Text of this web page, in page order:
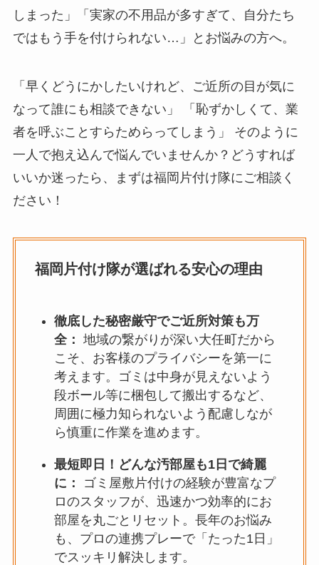
しまった」「実家の不用品が多すぎて、自分たち
ではもう手を付けられない…」とお悩みの方へ。
「早くどうにかしたいけれど、ご近所の目が気に
なって誰にも相談できない」 「恥ずかしくて、業
者を呼ぶことすらためらってしまう」 そのように
一人で抱え込んで悩んでいませんか？どうすれば
いいか迷ったら、まずは福岡片付け隊にご相談く
ださい！
福岡片付け隊が選ばれる安心の理由
徹底した秘密厳守でご近所対策も万
全： 地域の繋がりが深い大任町だから
こそ、お客様のプライバシーを第一に
考えます。ゴミは中身が見えないよう
段ボール等に梱包して搬出するなど、
周囲に極力知られないよう配慮しなが
ら慎重に作業を進めます。
最短即日！どんな汚部屋も1日で綺麗
に：
ゴミ屋敷片付けの経験が豊富なプ
ロのスタッフが、迅速かつ効率的にお
部屋を丸ごとリセット。長年のお悩み
も、プロの連携プレーで「たった1日」
でスッキリ解決します。